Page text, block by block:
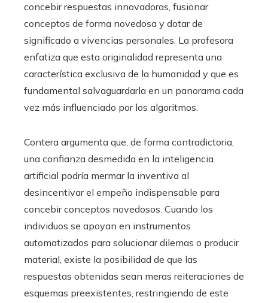
concebir respuestas innovadoras, fusionar
conceptos de forma novedosa y dotar de
significado a vivencias personales. La profesora
enfatiza que esta originalidad representa una
característica exclusiva de la humanidad y que es
fundamental salvaguardarla en un panorama cada
vez más influenciado por los algoritmos.
Contera argumenta que, de forma contradictoria,
una confianza desmedida en la inteligencia
artificial podría mermar la inventiva al
desincentivar el empeño indispensable para
concebir conceptos novedosos. Cuando los
individuos se apoyan en instrumentos
automatizados para solucionar dilemas o producir
material, existe la posibilidad de que las
respuestas obtenidas sean meras reiteraciones de
esquemas preexistentes, restringiendo de este